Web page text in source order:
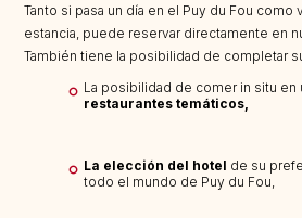
Tanto si pasa un día en el Puy du Fou como
estancia, puede reservar directamente en
También tiene la posibilidad de completar
La posibilidad de comer in situ
restaurantes temáticos,
La elección del hotel de su
todo el mundo de Puy du Fou,